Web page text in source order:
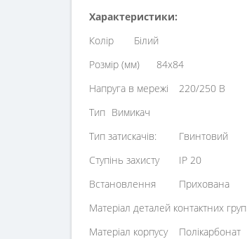
Характеристики:
Колір
Білий
Розмір (мм)
84х84
Напруга в мережі
220/250 В
Тип Вимикач
Тип затискачів:
Гвинтовий
Ступінь захисту
IP 20
Встановлення
Прихована
Матеріал деталей контактних груп
Матеріал корпусу
Полікарбонат